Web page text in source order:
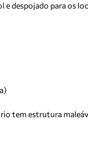
despojado para os
tem estrutura